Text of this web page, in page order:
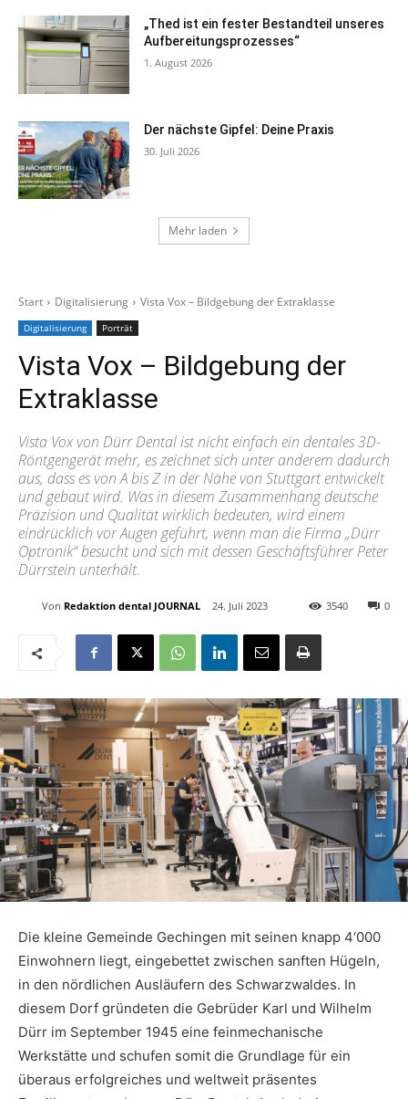
„Thed ist ein fester Bestandteil unseres
Aufbereitungsprozesses“
1. August 2026
Der nächste Gipfel: Deine Praxis
30. Juli 2026
Mehr laden